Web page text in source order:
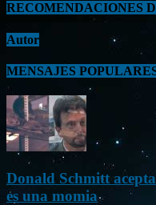
RECOMENDACIONES
Autor
MENSAJES
Donald Schmitt
es una momia